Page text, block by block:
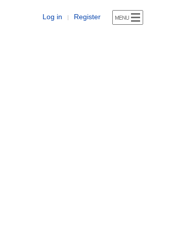
Log in | Register